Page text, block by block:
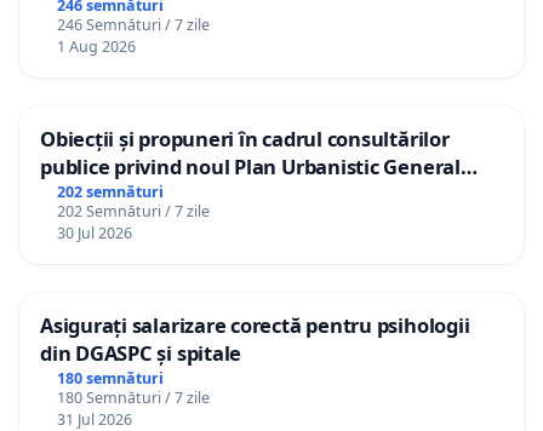
către utilizatorul TikTok „Gorici”
246 semnături
246 Semnături / 7 zile
1 Aug 2026
Obiecții și propuneri în cadrul consultărilor
publice privind noul Plan Urbanistic General
(PUG) Ialoveni
202 semnături
202 Semnături / 7 zile
30 Jul 2026
Asigurați salarizare corectă pentru psihologii
din DGASPC și spitale
180 semnături
180 Semnături / 7 zile
31 Jul 2026